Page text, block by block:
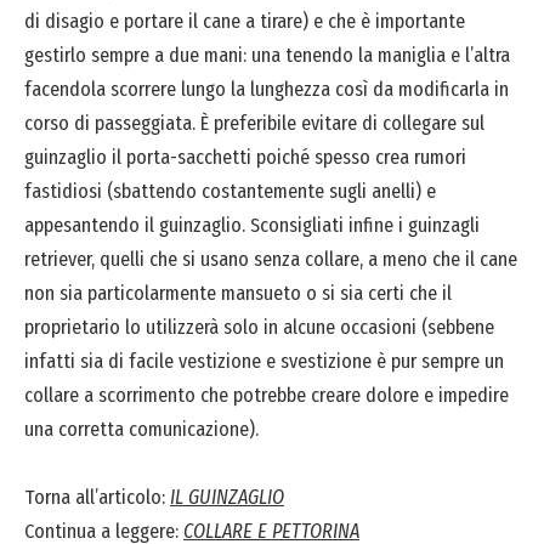
di disagio e portare il cane a tirare) e che è importante
gestirlo sempre a due mani: una tenendo la maniglia e l’altra
facendola scorrere lungo la lunghezza così da modificarla in
corso di passeggiata. È preferibile evitare di collegare sul
guinzaglio il porta-sacchetti poiché spesso crea rumori
fastidiosi (sbattendo costantemente sugli anelli) e
appesantendo il guinzaglio. Sconsigliati infine i guinzagli
retriever, quelli che si usano senza collare, a meno che il cane
non sia particolarmente mansueto o si sia certi che il
proprietario lo utilizzerà solo in alcune occasioni (sebbene
infatti sia di facile vestizione e svestizione è pur sempre un
collare a scorrimento che potrebbe creare dolore e impedire
una corretta comunicazione).
Torna all’articolo: IL GUINZAGLIO
Continua a leggere: COLLARE E PETTORINA